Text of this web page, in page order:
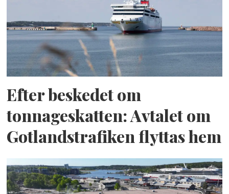
Efter beskedet om
tonnageskatten: Avtalet om
Gotlandstrafiken flyttas hem